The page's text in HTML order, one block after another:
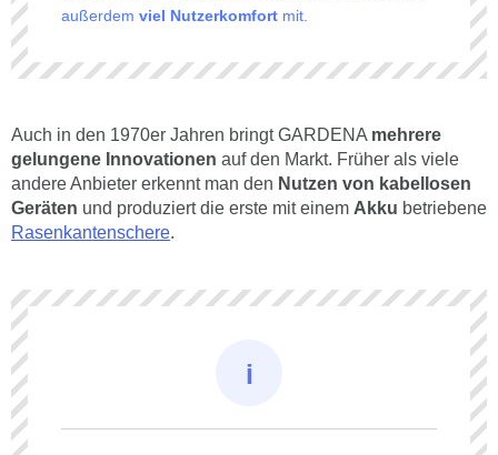
außerdem viel Nutzerkomfort mit.
Auch in den 1970er Jahren bringt GARDENA mehrere
gelungene Innovationen auf den Markt. Früher als viele
andere Anbieter erkennt man den Nutzen von kabellosen
Geräten und produziert die erste mit einem Akku betriebene
Rasenkantenschere.